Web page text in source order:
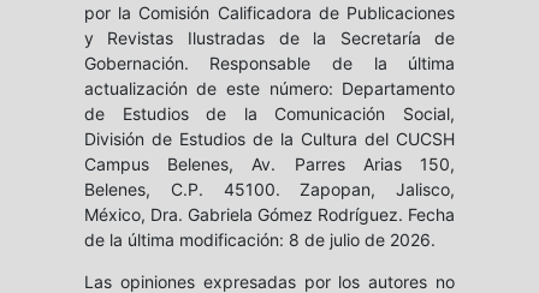
por la Comisión Calificadora de Publicaciones
y Revistas Ilustradas de la Secretaría de
Gobernación. Responsable de la última
actualización de este número: Departamento
de Estudios de la Comunicación Social,
División de Estudios de la Cultura del CUCSH
Campus Belenes, Av. Parres Arias 150,
Belenes, C.P. 45100. Zapopan, Jalisco,
México, Dra. Gabriela Gómez Rodríguez. Fecha
de la última modificación: 8 de julio de 2026.
Las opiniones expresadas por los autores no